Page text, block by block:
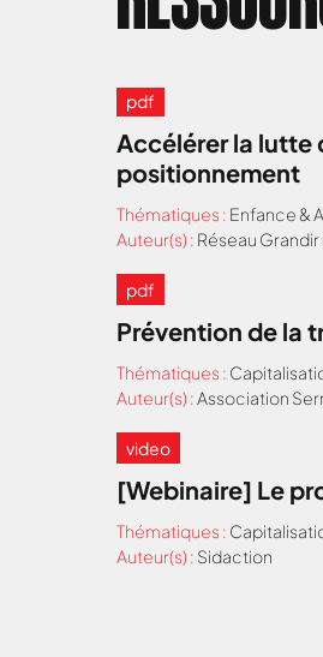
pdf
Accélérer la lutte
positionnement
Thématiques : Enfance &
Auteur(s) : Réseau
pdf
Prévention de la
Thématiques :
Auteur(s) :Association
video
[Webinaire] Le
Thématiques :
Auteur(s) : Sidaction